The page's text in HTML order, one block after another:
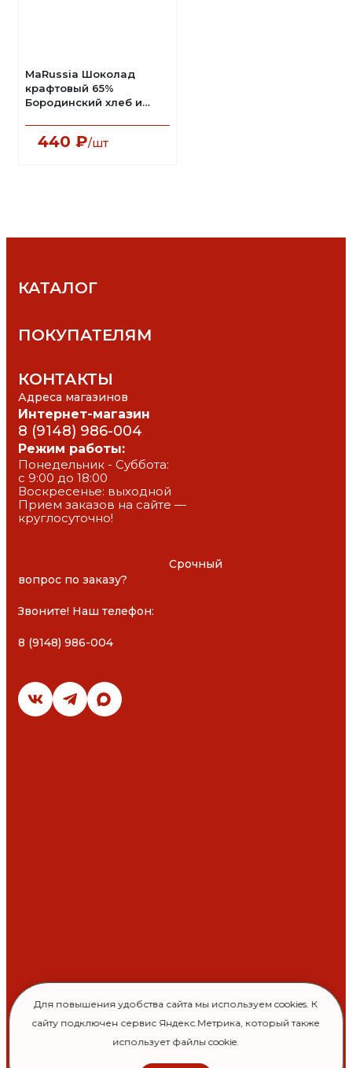
MaRussia Шоколад
крафтовый 65%
Бородинский хлеб и
440 ₽/шт
КАТАЛОГ
ПОКУПАТЕЛЯМ
КОНТАКТЫ
Адреса магазинов
Интернет-магазин
8 (9148) 986-004
Режим работы:
Понедельник - Суббота:
с 9:00 до 18:00
Воскресенье: выходной
Прием заказов на сайте —
круглосуточно!
вопрос по заказу?
Звоните! Наш телефон:
8 (9148) 986-004
Для повышения удобства сайта мы используем cookies. К
сайту подключен сервис Яндекс.Метрика, который также
использует файлы cookie.